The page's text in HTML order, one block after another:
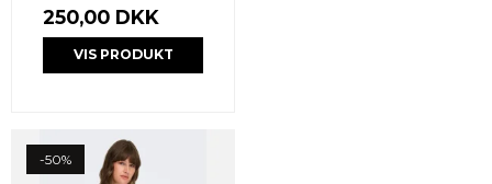
250,00 DKK
VIS PRODUKT
-50%